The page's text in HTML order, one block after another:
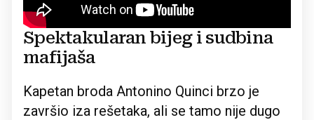
Spektakularan bijeg i sudbina
mafijaša
Kapetan broda Antonino Quinci brzo je
završio iza rešetaka, ali se tamo nije dugo